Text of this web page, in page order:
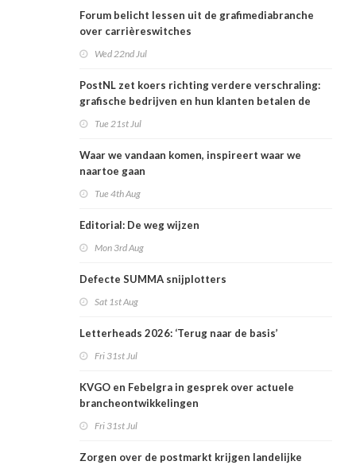
Forum belicht lessen uit de grafimediabranche
over carrièreswitches
Wed 22nd Jul
PostNL zet koers richting verdere verschraling:
grafische bedrijven en hun klanten betalen de
Tue 21st Jul
Waar we vandaan komen, inspireert waar we
naartoe gaan
Tue 4th Aug
Editorial: De weg wijzen
Mon 3rd Aug
Defecte SUMMA snijplotters
Sat 1st Aug
Letterheads 2026: ‘Terug naar de basis’
Fri 31st Jul
KVGO en Febelgra in gesprek over actuele
brancheontwikkelingen
Fri 31st Jul
Zorgen over de postmarkt krijgen landelijke